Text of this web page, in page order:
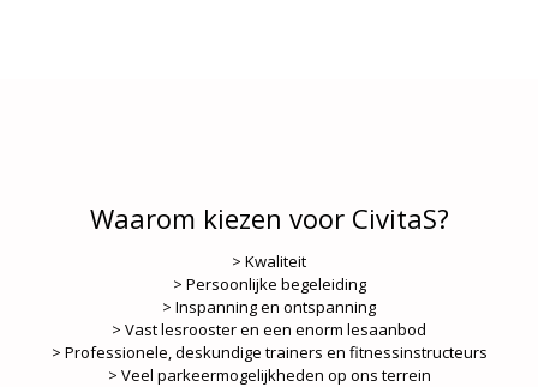
Waarom kiezen voor CivitaS?
> Kwaliteit
> Persoonlijke begeleiding
> Inspanning en ontspanning
> Vast lesrooster en een enorm lesaanbod
> Professionele, deskundige trainers en fitnessinstructeurs
> Veel parkeermogelijkheden op ons terrein